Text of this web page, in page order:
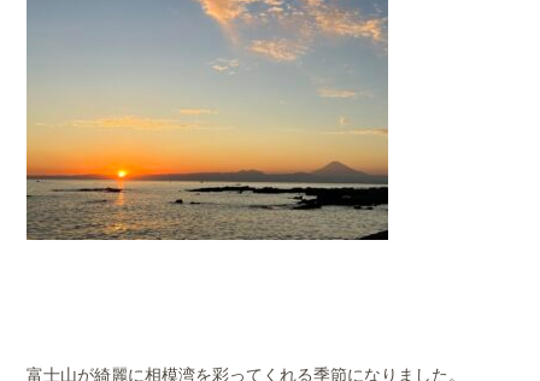
富士山が綺麗に相模湾を彩ってくれる季節になりました。